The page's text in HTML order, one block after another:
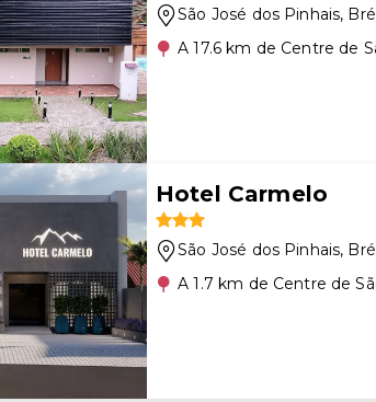
São José dos Pinhais,
A 17.6 km de Centre de
Hotel Carmelo
São José dos Pinhais,
A 1.7 km de Centre de